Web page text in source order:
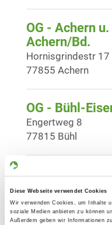
Diese Webseite verwendet Cookies
Wir verwenden Cookies, um Inhalte
soziale Medien anbieten zu können
Außerdem geben wir Informationen
OG - Achern
Achern/Bd.
Hornisgrindestr 17
77855 Achern
OG - Bühl-
Engertweg 8
77815 Bühl
OG -
Laufbachtal
76593 Gernsbach